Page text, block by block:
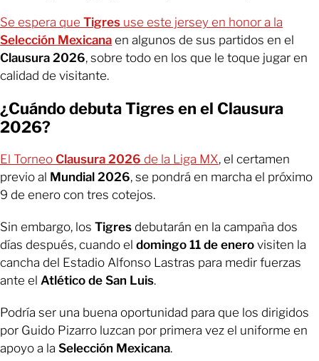
Se espera que Tigres use este jersey en honor a la
Selección Mexicana en algunos de sus partidos en el
Clausura 2026, sobre todo en los que le toque jugar en
calidad de visitante.
¿Cuándo debuta Tigres en el Clausura
2026?
El Torneo Clausura 2026 de la Liga MX, el certamen
previo al Mundial 2026, se pondrá en marcha el próximo
9 de enero con tres cotejos.
Sin embargo, los Tigres debutarán en la campaña dos
días después, cuando el domingo 11 de enero visiten la
cancha del Estadio Alfonso Lastras para medir fuerzas
ante el Atlético de San Luis.
Podría ser una buena oportunidad para que los dirigidos
por Guido Pizarro luzcan por primera vez el uniforme en
apoyo a la Selección Mexicana.